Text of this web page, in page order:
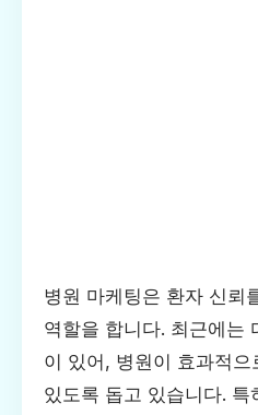
병원 마케팅은 환자 신뢰
역할을 합니다. 최근에는
이 있어, 병원이 효과적
있도록 돕고 있습니다. 특